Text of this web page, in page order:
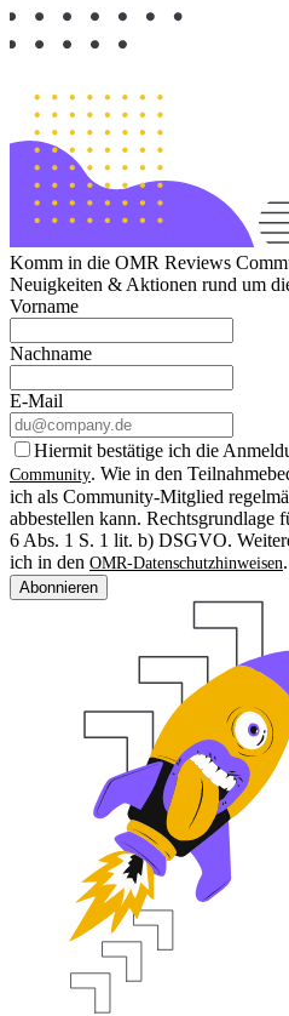
Komm in die OMR Reviews
Neuigkeiten & Aktionen rund um
Vorname
Nachname
E-Mail
Hiermit bestätige ich die
Community. Wie in den
ich als Community-Mitglied
abbestellen kann. Rechtsgrundlage
6 Abs. 1 S. 1 lit. b) DSGVO.
ich in den OMR-Datenschutzhinweisen.
Abonnieren